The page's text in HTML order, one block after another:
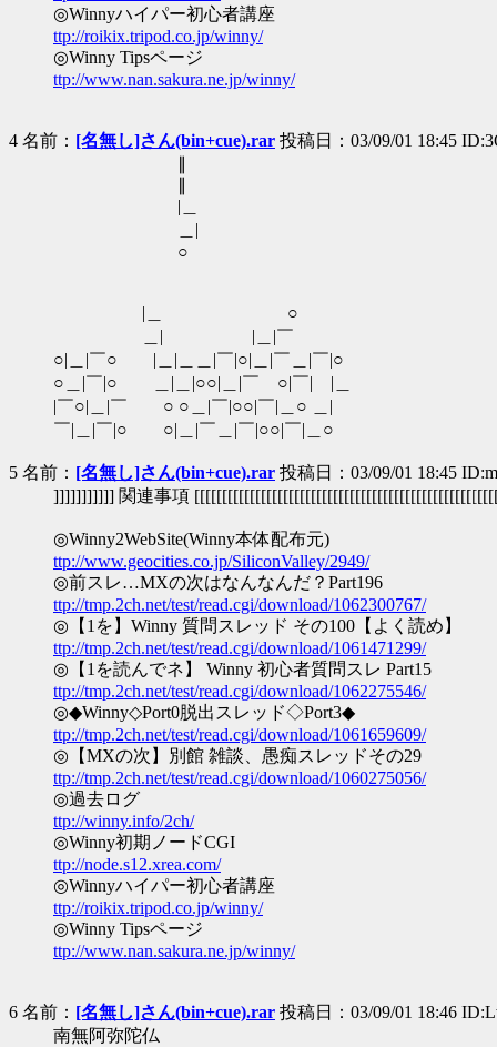
◎Winnyハイパー初心者講座
ttp://roikix.tripod.co.jp/winny/
◎Winny Tipsページ
ttp://www.nan.sakura.ne.jp/winny/
4 名前： [名無し]さん(bin+cue).rar 投稿日：03/09/01 18:45
|＿
＿|
○
|＿ ○
＿| |＿|￣
○|＿|￣○ |＿|＿＿|￣|○|＿|￣＿|￣|○
○＿|￣|○ ＿|＿|○○|＿|￣ ○|￣| |＿
|￣○|＿|￣ ○ ○＿|￣|○○|￣|＿○ ＿|
￣|＿|￣|○ ○|＿|￣＿|￣|○○|￣|＿○
5 名前： [名無し]さん(bin+cue).rar 投稿日：03/09/01 18:45
]]]]]]]]]]] 関連事項
◎Winny2WebSite(Winny本体配布元)
ttp://www.geocities.co.jp/SiliconValley/2949/
◎前スレ…MXの次はなんなんだ？Part196
ttp://tmp.2ch.net/test/read.cgi/download/1062300767/
◎【1を】Winny 質問スレッド その100【よく読め】
ttp://tmp.2ch.net/test/read.cgi/download/1061471299/
◎【1を読んでネ】 Winny 初心者質問スレ Part15
ttp://tmp.2ch.net/test/read.cgi/download/1062275546/
◎◆Winny◇Port0脱出スレッド◇Port3◆
ttp://tmp.2ch.net/test/read.cgi/download/1061659609/
◎【MXの次】別館 雑談、愚痴スレッドその29
ttp://tmp.2ch.net/test/read.cgi/download/1060275056/
◎過去ログ
ttp://winny.info/2ch/
◎Winny初期ノードCGI
ttp://node.s12.xrea.com/
◎Winnyハイパー初心者講座
ttp://roikix.tripod.co.jp/winny/
◎Winny Tipsページ
ttp://www.nan.sakura.ne.jp/winny/
6 名前： [名無し]さん(bin+cue).rar 投稿日：03/09/01 18:46
南無阿弥陀仏